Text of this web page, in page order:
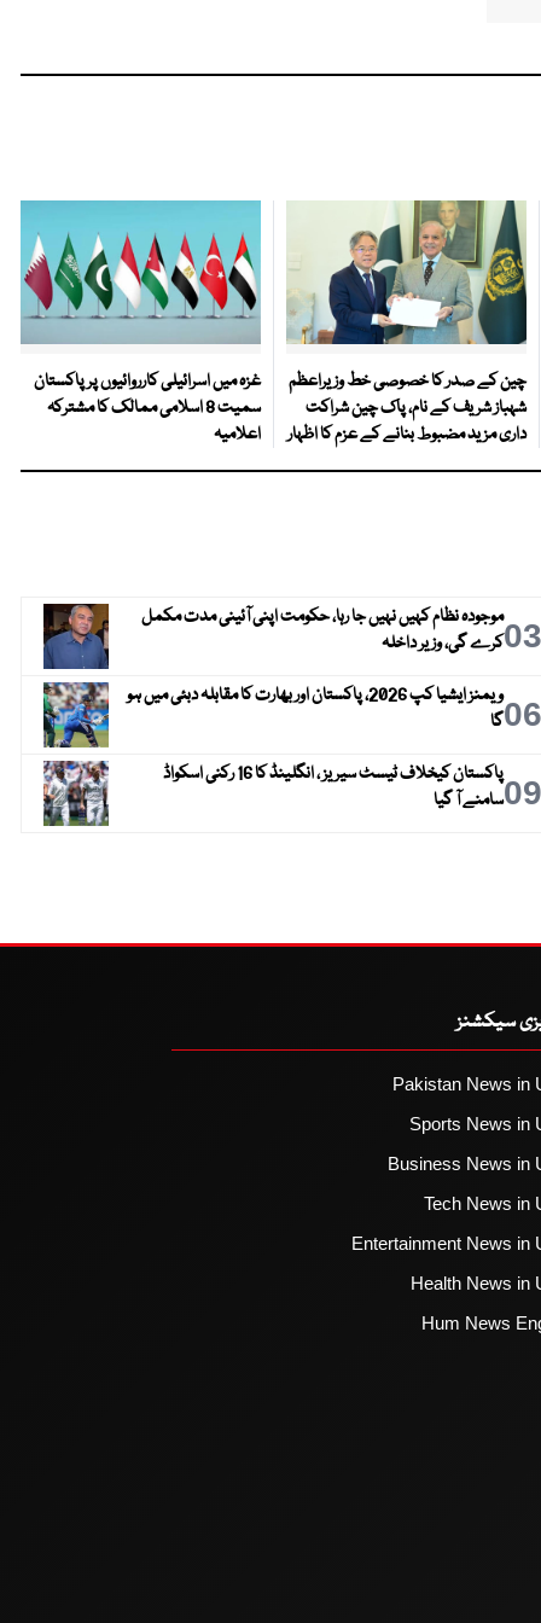
چین کے صدر کا خصوصی خط وزیراعظم
شہباز شریف کے نام، پاک چین شراکت
داری مزید مضبوط بنانے کے عزم کا اظہار
غزہ میں اسرائیلی کارروائیوں پر پاکستان
سمیت 8 اسلامی ممالک کا مشترکہ
اعلامیہ
03موجودہ نظام کہیں نہیں جا رہا، حکومت اپنی آئینی مدت مکمل
کرے گی، وزیر داخلہ
06
ویمنز ایشیا کپ 2026، پاکستان اور بھارت کا مقابلہ دبئی میں ہو
گا
09
پاکستان کیخلاف ٹیسٹ سیریز ، انگلینڈ کا 16 رکنی اسکواڈ
سامنے آ گیا
سیکشنز
Pakistan News in
Sports News in
Business News in
Tech News in
Entertainment News in
Health News in
Hum News